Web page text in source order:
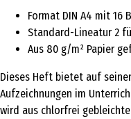
Format DIN A4 mit 16
Standard-Lineatur 2
Aus 80 g/m² Papier
Dieses Heft bietet auf
Aufzeichnungen im
wird aus chlorfrei